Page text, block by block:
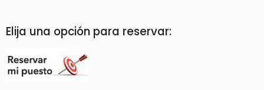
Elija una opción para reservar: